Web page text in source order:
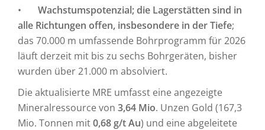
• Wachstumspotenzial; die Lagerstätten sind in
alle Richtungen offen, insbesondere in der Tiefe;
das 70.000 m umfassende Bohrprogramm für 2026
läuft derzeit mit bis zu sechs Bohrgeräten, bisher
wurden über 21.000 m absolviert.
Die aktualisierte MRE umfasst eine angezeigte
Mineralressource von 3,64 Mio. Unzen Gold (167,3
Mio. Tonnen mit0,68 g/t Au) und eine abgeleitete